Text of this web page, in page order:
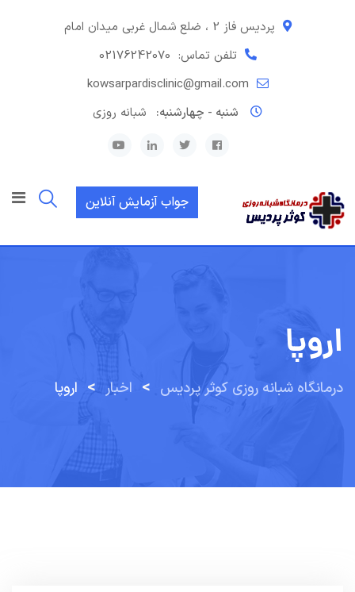
پردیس فاز 2 ، ضلع شمال غربی میدان امام
تلفن تماس: 02176242070
kowsarpardisclinic@gmail.com
شنبه - چهارشنبه:
شبانه روزی
جواب آزمایش آنلاین
اروپا
درمانگاه شبانه روزی کوثر پردیس > اخبار > اروپا